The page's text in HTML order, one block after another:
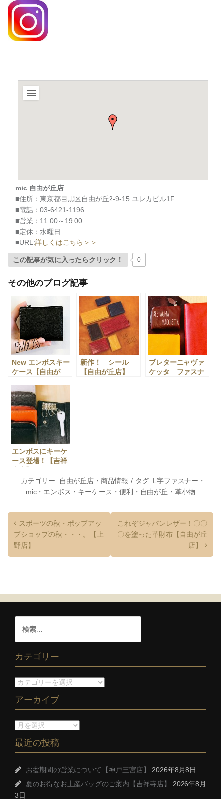
mic 自由が丘店
■住所：東京都目黒区自由が丘2-9-15 ユレカビル1F
■電話：03-6421-1196
■営業：11:00～19:00
■定休：水曜日
■URL:詳しくはこちら＞＞
この記事が気に入ったらクリック！ 0
その他のブログ記事
New エンボスキー
ケース【自由が
新作！ シール
【自由が丘店】
ブレターニャヴァ
ケッタ ファスナ
エンボスにキーケ
ース登場！【吉祥
カテゴリー: 自由が丘店 ・ 商品情報 タグ: L字ファスナー ・
mic ・ エンボス ・ キーケース ・ 便利 ・ 自由が丘 ・ 革小物
スポーツの秋・ポップアッ
プショップの秋・・・。【上
野店】
これぞジャパンレザー！〇〇
〇を塗った革財布【自由が丘
店】
カテゴリー
アーカイブ
最近の投稿
お盆期間の営業について【神戸三宮店】
2026年8月8日
夏のお得なお土産バッグのご案内【吉祥寺店】
2026年8月
3日